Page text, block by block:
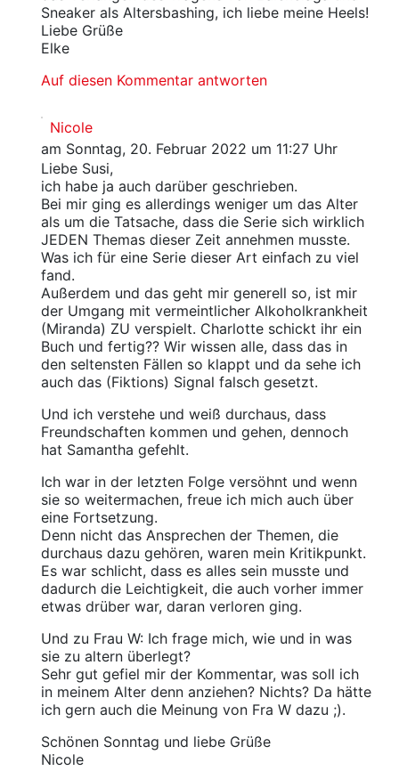
Sneaker als Altersbashing, ich liebe meine Heels!
Liebe Grüße
Elke
Auf diesen Kommentar antworten
Nicole
am Sonntag, 20. Februar 2022 um 11:27 Uhr
Liebe Susi,
ich habe ja auch darüber geschrieben.
Bei mir ging es allerdings weniger um das Alter
als um die Tatsache, dass die Serie sich wirklich
JEDEN Themas dieser Zeit annehmen musste.
Was ich für eine Serie dieser Art einfach zu viel
fand.
Außerdem und das geht mir generell so, ist mir
der Umgang mit vermeintlicher Alkoholkrankheit
(Miranda) ZU verspielt. Charlotte schickt ihr ein
Buch und fertig?? Wir wissen alle, dass das in
den seltensten Fällen so klappt und da sehe ich
auch das (Fiktions) Signal falsch gesetzt.
Und ich verstehe und weiß durchaus, dass
Freundschaften kommen und gehen, dennoch
hat Samantha gefehlt.
Ich war in der letzten Folge versöhnt und wenn
sie so weitermachen, freue ich mich auch über
eine Fortsetzung.
Denn nicht das Ansprechen der Themen, die
durchaus dazu gehören, waren mein Kritikpunkt.
Es war schlicht, dass es alles sein musste und
dadurch die Leichtigkeit, die auch vorher immer
etwas drüber war, daran verloren ging.
Und zu Frau W: Ich frage mich, wie und in was
sie zu altern überlegt?
Sehr gut gefiel mir der Kommentar, was soll ich
in meinem Alter denn anziehen? Nichts? Da hätte
ich gern auch die Meinung von Fra W dazu ;).
Schönen Sonntag und liebe Grüße
Nicole